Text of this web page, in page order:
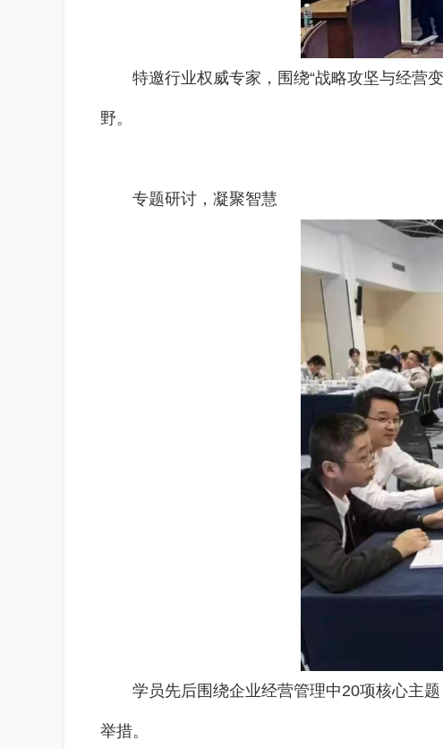
特邀行业权威专家，围绕“战略攻坚与经营
野。
专题研讨，凝聚智慧
学员先后围绕企业经营管理中20项核心主
举措。